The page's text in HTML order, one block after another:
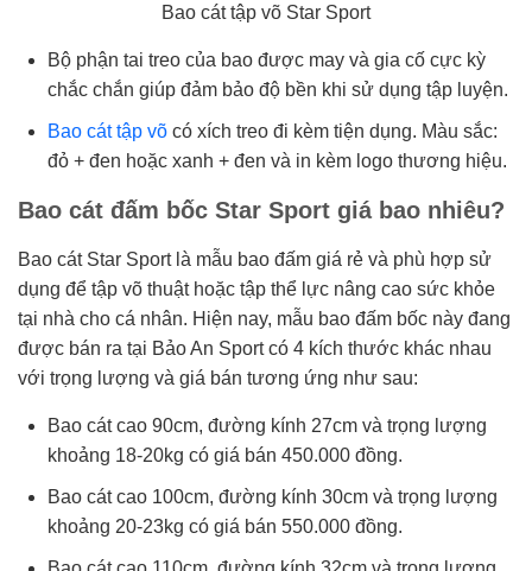
Bao cát tập võ Star Sport
Bộ phận tai treo của bao được may và gia cố cực kỳ
chắc chắn giúp đảm bảo độ bền khi sử dụng tập luyện.
Bao cát tập võ có xích treo đi kèm tiện dụng. Màu sắc:
đỏ + đen hoặc xanh + đen và in kèm logo thương hiệu.
Bao cát đấm bốc Star Sport giá bao nhiêu?
Bao cát Star Sport là mẫu bao đấm giá rẻ và phù hợp sử
dụng để tập võ thuật hoặc tập thể lực nâng cao sức khỏe
tại nhà cho cá nhân. Hiện nay, mẫu bao đấm bốc này đang
được bán ra tại Bảo An Sport có 4 kích thước khác nhau
với trọng lượng và giá bán tương ứng như sau:
Bao cát cao 90cm, đường kính 27cm và trọng lượng
khoảng 18-20kg có giá bán 450.000 đồng.
Bao cát cao 100cm, đường kính 30cm và trọng lượng
khoảng 20-23kg có giá bán 550.000 đồng.